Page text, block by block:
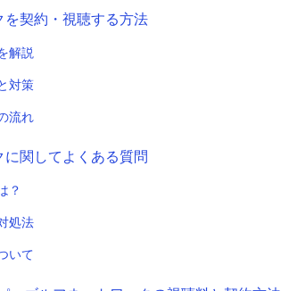
契約・視聴する方法
解説
対策
流れ
関してよくある質問
？
処法
いて